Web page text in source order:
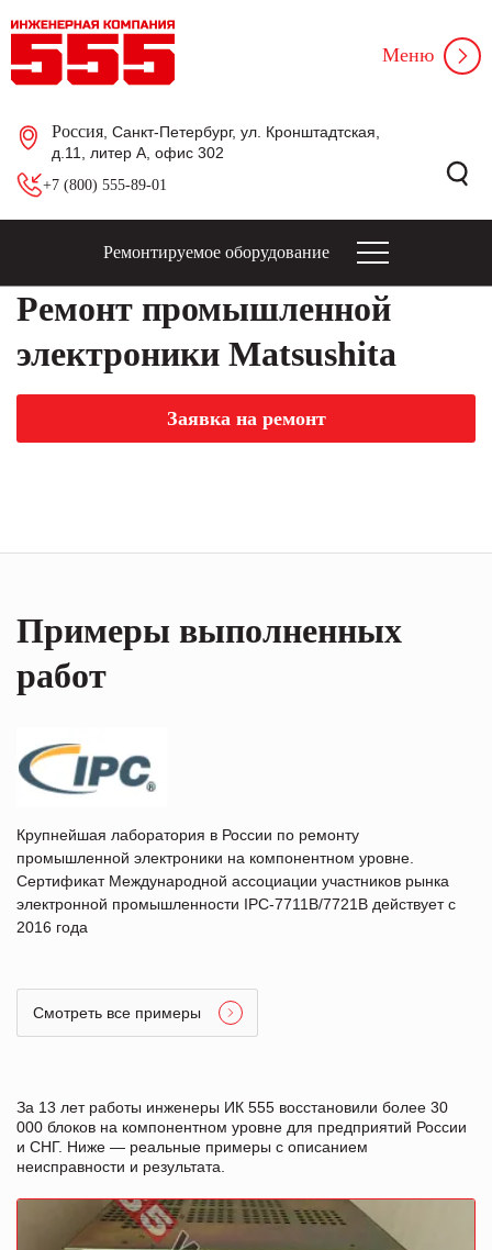
Россия , Санкт-Петербург, ул. Кронштадтская,
д.11, литер А, офис 302
+7 (800) 555-89-01
Меню
Ремонтируемое оборудование
Ремонт промышленной
электроники Matsushita
Заявка на ремонт
Примеры выполненных
работ
Крупнейшая лаборатория в России по ремонту
промышленной электроники на компонентном уровне.
Сертификат Международной ассоциации участников рынка
электронной промышленности IPC-7711B/7721B действует с
2016 года
Смотреть все примеры
За 13 лет работы инженеры ИК 555 восстановили более 30
000 блоков на компонентном уровне для предприятий России
и СНГ. Ниже — реальные примеры с описанием
неисправности и результата.